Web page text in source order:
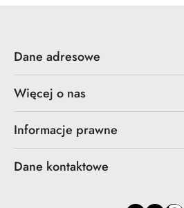
Dane adresowe
Więcej o nas
Informacje prawne
Dane kontaktowe